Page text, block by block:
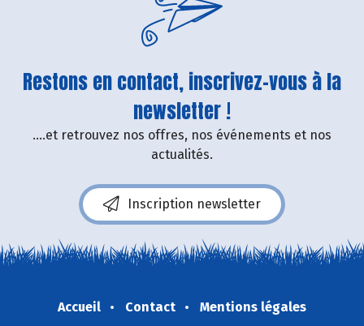
Restons en contact, inscrivez-vous à la
newsletter !
....et retrouvez nos offres, nos événements et nos
actualités.
Inscription newsletter
Accueil Contact
Mentions légales